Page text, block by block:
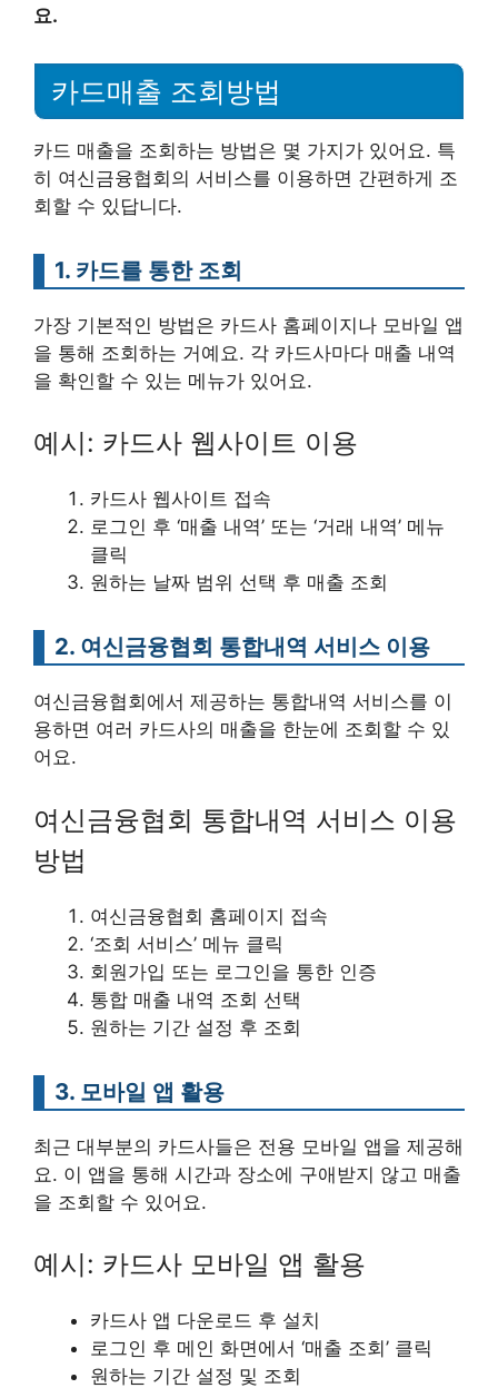
요.
카드매출 조회방법
카드 매출을 조회하는 방법은 몇 가지가 있어요. 특
히 여신금융협회의 서비스를 이용하면 간편하게 조
회할 수 있답니다.
1. 카드를 통한 조회
가장 기본적인 방법은 카드사 홈페이지나 모바일 앱
을 통해 조회하는 거예요. 각 카드사마다 매출 내역
을 확인할 수 있는 메뉴가 있어요.
예시: 카드사 웹사이트 이용
카드사 웹사이트 접속
로그인 후 ‘매출 내역’ 또는 ‘거래 내역’ 메뉴
클릭
원하는 날짜 범위 선택 후 매출 조회
2. 여신금융협회 통합내역 서비스 이용
여신금융협회에서 제공하는 통합내역 서비스를 이
용하면 여러 카드사의 매출을 한눈에 조회할 수 있
어요.
여신금융협회 통합내역 서비스 이용
방법
여신금융협회 홈페이지 접속
‘조회 서비스’ 메뉴 클릭
회원가입 또는 로그인을 통한 인증
통합 매출 내역 조회 선택
원하는 기간 설정 후 조회
3. 모바일 앱 활용
최근 대부분의 카드사들은 전용 모바일 앱을 제공해
요. 이 앱을 통해 시간과 장소에 구애받지 않고 매출
을 조회할 수 있어요.
예시: 카드사 모바일 앱 활용
카드사 앱 다운로드 후 설치
로그인 후 메인 화면에서 ‘매출 조회’ 클릭
원하는 기간 설정 및 조회